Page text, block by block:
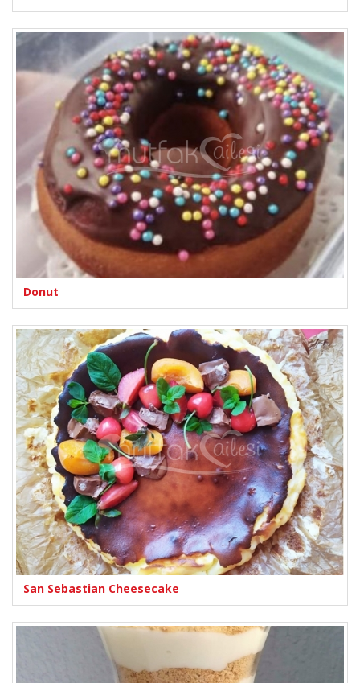
Donut
San Sebastian Cheesecake